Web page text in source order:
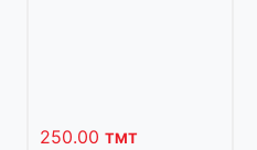
250.00 TMT